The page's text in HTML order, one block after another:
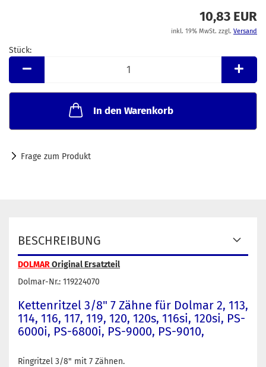
10,83 EUR
inkl. 19% MwSt. zzgl. Versand
Stück:
Stück
In den Warenkorb
Frage zum Produkt
BESCHREIBUNG
DOLMAROriginal Ersatzteil
Dolmar-Nr.: 119224070
Kettenritzel 3/8" 7 Zähne für Dolmar 2, 113,
114, 116, 117, 119, 120, 120s, 116si, 120si, PS-
6000i, PS-6800i, PS-9000, PS-9010,
Ringritzel 3/8" mit 7 Zähnen.